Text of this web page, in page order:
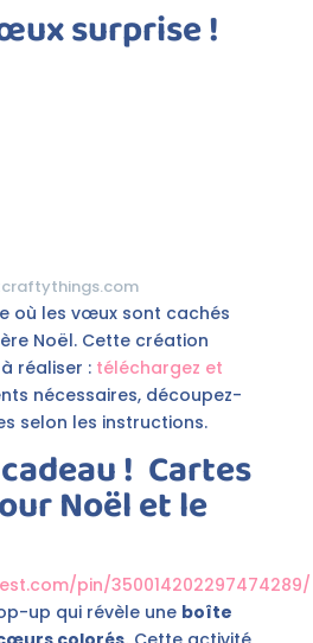
surprise !
où les vœux sont cachés
Noël. Cette création
réaliser : téléchargez et
nécessaires, découpez-
selon les instructions.
! Cartes
Noël et le
pin/350014202297474289/
up qui révèle une boîte